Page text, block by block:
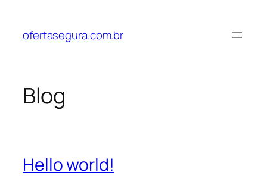
ofertasegura.com.br
Blog
Hello world!